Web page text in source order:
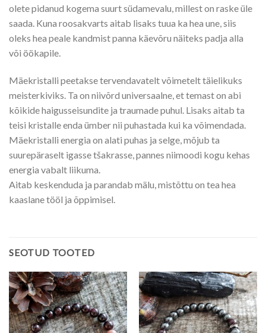
olete pidanud kogema suurt südamevalu, millest on raske üle
saada. Kuna roosakvarts aitab lisaks tuua ka hea une, siis
oleks hea peale kandmist panna käevõru näiteks padja alla
või öökapile.
Mäekristalli peetakse tervendavatelt võimetelt täielikuks
meisterkiviks. Ta on niivõrd universaalne, et temast on abi
kõikide haigusseisundite ja traumade puhul. Lisaks aitab ta
teisi kristalle enda ümber nii puhastada kui ka võimendada.
Mäekristalli energia on alati puhas ja selge, mõjub ta
suurepäraselt igasse tšakrasse, pannes niimoodi kogu kehas
energia vabalt liikuma.
Aitab keskenduda ja parandab mälu, mistõttu on tea hea
kaaslane tööl ja õppimisel.
SEOTUD TOOTED